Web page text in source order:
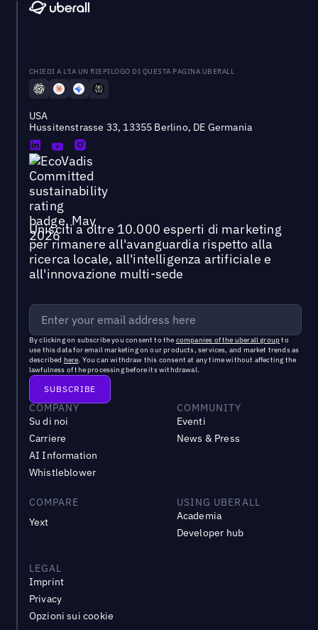
CHIEDI A L'IA UN RIEPILOGO DI QUESTA PAGINA UBERALL
USA
Hussitenstrasse 33, 13355 Berlino, DE Germania
Unisciti a oltre 10.000 esperti di marketing
per rimanere all'avanguardia rispetto alla
ricerca locale, all'intelligenza artificiale e
all'innovazione multi-sede
By clicking on subscribe you consent to the companies of the uberall groupto
use this data for email marketing on our products, services, and market trends as
described here. You can withdraw this consent at any time without affecting the
lawfulness of the processing before its withdrawal.
COMPANY
Su di noi
Carriere
AI Information
Whistleblower
COMMUNITY
Eventi
News & Press
COMPARE
Yext
USING UBERALL
Academia
Developer hub
LEGAL
Imprint
Privacy
Opzioni sui cookie